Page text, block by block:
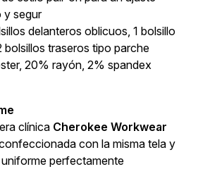
y segur
delanteros oblicuos, 1 bolsillo
bolsillos traseros tipo parche
20% rayón, 2% spandex
clínica Cherokee Workwear
confeccionada con la misma tela y
perfectamente